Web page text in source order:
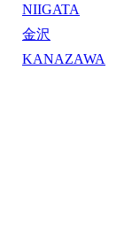
NIIGATA
金沢
KANAZAWA